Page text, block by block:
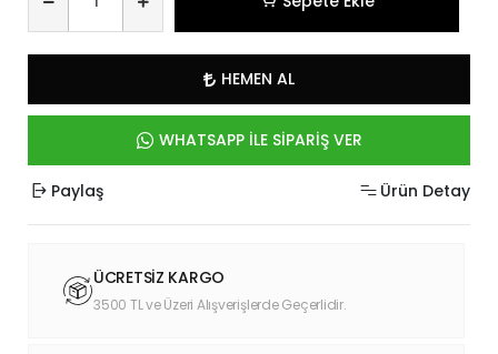
HEMEN AL
WHATSAPP İLE SİPARİŞ VER
Paylaş Ürün Detay
ÜCRETSİZ KARGO
3500 TL ve Üzeri Alışverişlerde Geçerlidir.